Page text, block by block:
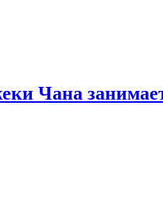
Чана